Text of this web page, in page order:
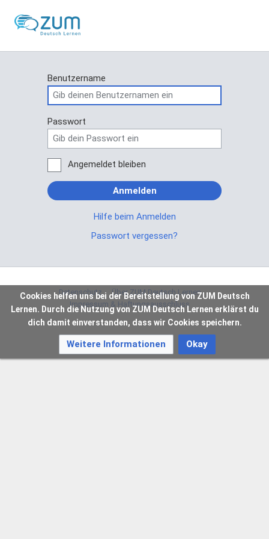
Benutzername
Passwort
Angemeldet bleiben
Anmelden
Hilfe beim Anmelden
Passwort vergessen?
Datenschutz
Über ZUM Deutsch Lernen
Impressum & Haftungsausschluss
Cookies helfen uns bei der Bereitstellung von ZUM Deutsch
Lernen. Durch die Nutzung von ZUM Deutsch Lernen erklärst du
dich damit einverstanden, dass wir Cookies speichern.
Weitere Informationen Okay